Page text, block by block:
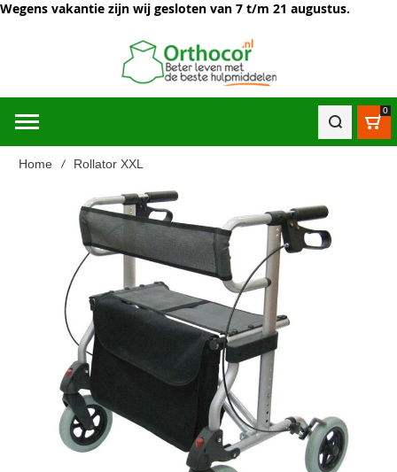
Wegens vakantie zijn wij gesloten van 7 t/m 21 augustus.
0
Home Rollator XXL
afbeeldingen-